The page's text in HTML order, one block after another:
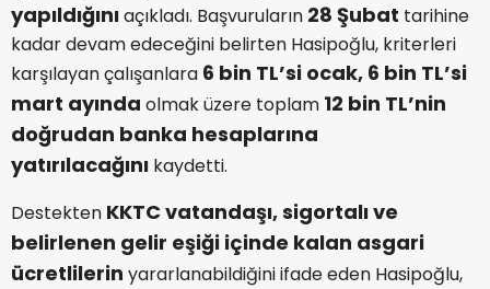
yapıldığınıaçıkladı. Başvuruların 28 Şubat tarihine
kadar devam edeceğini belirten Hasipoğlu, kriterleri
karşılayan çalışanlara 6 bin TL’si ocak, 6 bin TL’si
mart ayında olmak üzere toplam 12 bin TL’nin
doğrudan banka hesaplarına
yatırılacağını kaydetti.
Destekten KKTC vatandaşı, sigortalı ve
belirlenen gelir eşiği içinde kalan asgari
ücretlilerin yararlanabildiğini ifade eden Hasipoğlu,